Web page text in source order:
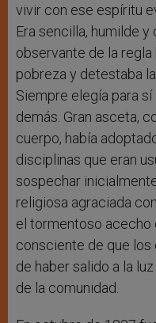
vivir con ese espíritu
Era sencilla, humilde
observante de la
pobreza y detestaba
Siempre elegía para
demás. Gran asceta,
cuerpo, había
disciplinas que eran
sospechar
religiosa agraciada
el tormentoso acecho
consciente de que
de haber salido a la
de la comunidad.